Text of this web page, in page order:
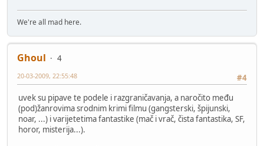
We're all mad here.
Ghoul
4
#4
20-03-2009, 22:55:48
uvek su pipave te podele i razgraničavanja, a naročito među
(pod)žanrovima srodnim krimi filmu (gangsterski, špijunski,
noar, ...) i varijetetima fantastike (mač i vrač, čista fantastika, SF,
horor, misterija...).